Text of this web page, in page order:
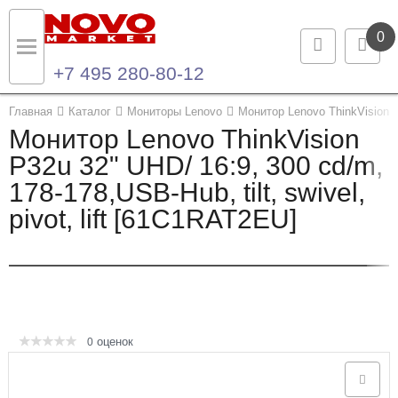
0
+7 495 280-80-12
Главная Каталог Мониторы Lenovo Монитор Lenovo ThinkVision
Монитор Lenovo ThinkVision
P32u 32" UHD/ 16:9, 300 cd/m,
178-178,USB-Hub, tilt, swivel,
pivot, lift [61C1RAT2EU]
0 оценок
Назад
Каталог продукции
Ноутбуки и ультрабуки
Компьютеры
Опции и комплектующие
Назад
Контакты
Контактная информация